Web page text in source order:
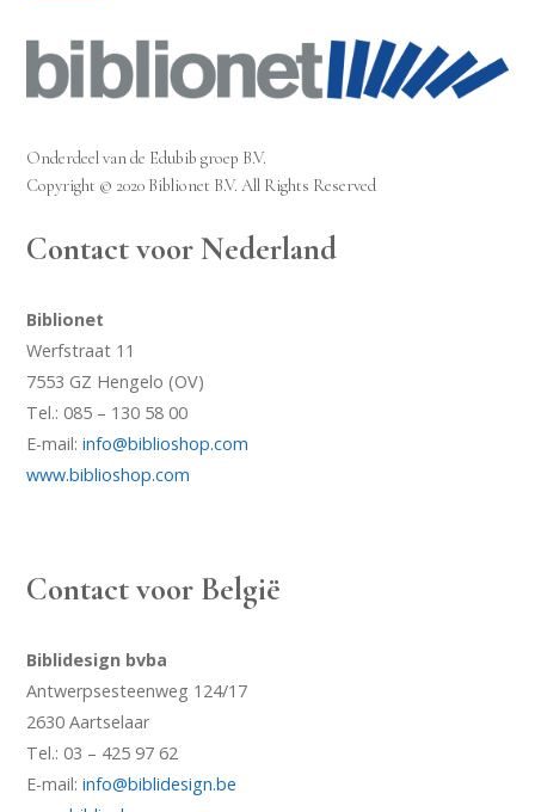
Onderdeel van de Edubib groep B.V.
Copyright © 2020 Biblionet B.V. All Rights Reserved
Contact voor Nederland
Biblionet
Werfstraat 11
7553 GZ Hengelo (OV)
Tel.: 085 – 130 58 00
E-mail:info@biblioshop.com
www.biblioshop.com
Contact voor België
Biblidesign bvba
Antwerpsesteenweg 124/17
2630 Aartselaar
Tel.: 03 – 425 97 62
E-mail:info@biblidesign.be